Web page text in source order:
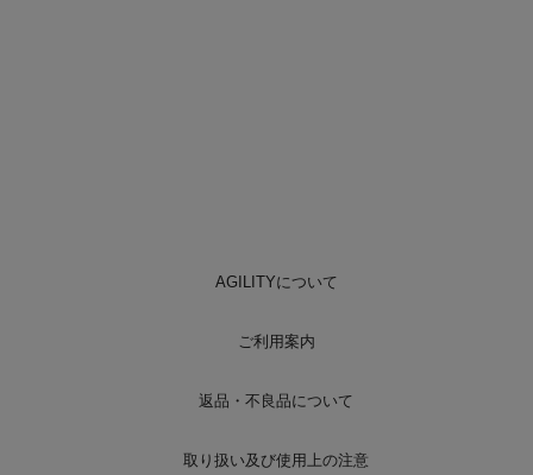
AGILITYについて
ご利用案内
返品・不良品について
取り扱い及び使用上の注意